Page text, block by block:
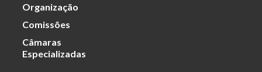
Organização
Comissões
Câmaras
Especializadas